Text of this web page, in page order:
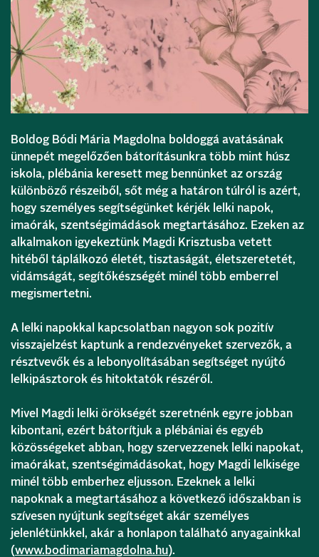
Boldog Bódi Mária Magdolna boldoggá avatásának
ünnepét megelőzően bátorításunkra több mint húsz
iskola, plébánia keresett meg bennünket az ország
különböző részeiből, sőt még a határon túlról is azért,
hogy személyes segítségünket kérjék lelki napok,
imaórák, szentségimádások megtartásához. Ezeken az
alkalmakon igyekeztünk Magdi Krisztusba vetett
hitéből táplálkozó életét, tisztaságát, életszeretetét,
vidámságát, segítőkészségét minél több emberrel
megismertetni.
A lelki napokkal kapcsolatban nagyon sok pozitív
visszajelzést kaptunk a rendezvényeket szervezők, a
résztvevők és a lebonyolításában segítséget nyújtó
lelkipásztorok és hitoktatók részéről.
Mivel Magdi lelki örökségét szeretnénk egyre jobban
kibontani, ezért bátorítjuk a plébániai és egyéb
közösségeket abban, hogy szervezzenek lelki napokat,
imaórákat, szentségimádásokat, hogy Magdi lelkisége
minél több emberhez eljusson. Ezeknek a lelki
napoknak a megtartásához a következő időszakban is
szívesen nyújtunk segítséget akár személyes
jelenlétünkkel, akár a honlapon található anyagainkkal
(www.bodimariamagdolna.hu).